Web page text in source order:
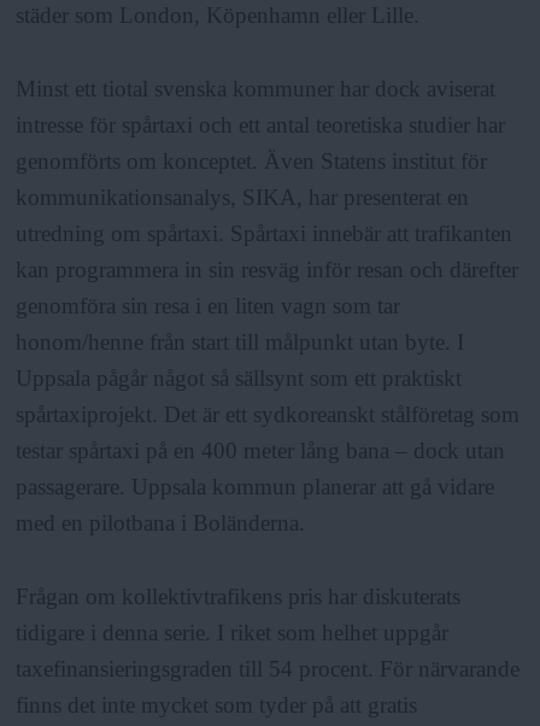
städer som London, Köpenhamn eller Lille.
Minst ett tiotal svenska kommuner har dock aviserat
intresse för spårtaxi och ett antal teoretiska studier har
genomförts om konceptet. Även Statens institut för
kommunikationsanalys, SIKA, har presenterat en
utredning om spårtaxi. Spårtaxi innebär att trafikanten
kan programmera in sin resväg inför resan och därefter
genomföra sin resa i en liten vagn som tar
honom/henne från start till målpunkt utan byte. I
Uppsala pågår något så sällsynt som ett praktiskt
spårtaxiprojekt. Det är ett sydkoreanskt stålföretag som
testar spårtaxi på en 400 meter lång bana – dock utan
passagerare. Uppsala kommun planerar att gå vidare
med en pilotbana i Boländerna.
Frågan om kollektivtrafikens pris har diskuterats
tidigare i denna serie. I riket som helhet uppgår
taxefinansieringsgraden till 54 procent. För närvarande
finns det inte mycket som tyder på att gratis